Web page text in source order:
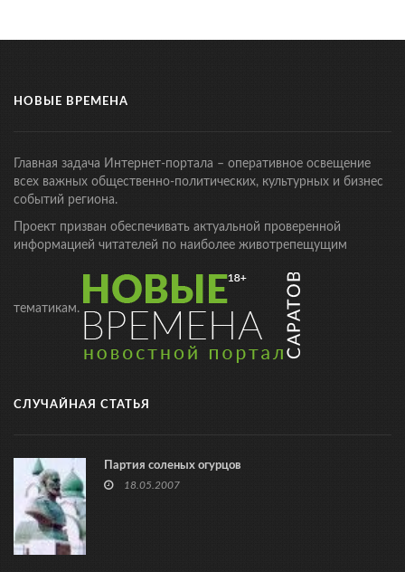
НОВЫЕ ВРЕМЕНА
Главная задача Интернет-портала – оперативное освещение
всех важных общественно-политических, культурных и бизнес
событий региона.
Проект призван обеспечивать актуальной проверенной
информацией читателей по наиболее животрепещущим
тематикам.
СЛУЧАЙНАЯ СТАТЬЯ
Партия соленых огурцов
18.05.2007